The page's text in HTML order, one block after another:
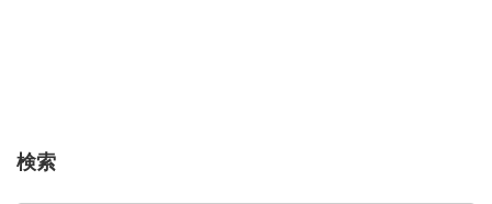
検索